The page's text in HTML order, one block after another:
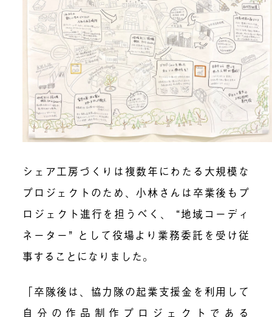
シェア工房づくりは複数年にわたる大規模な
プロジェクトのため、小林さんは卒業後もプ
ロジェクト進行を担うべく、 “地域コーディ
ネーター” として役場より業務委託を受け従
事することになりました。
「卒隊後は、協力隊の起業支援金を利用して
自分の作品制作プロジェクトである